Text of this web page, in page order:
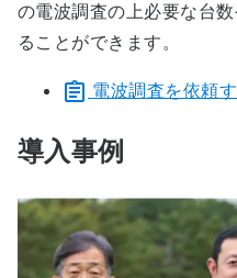
の電波調査の上必要な台
ることができます。
電波調査を依頼
導入事例